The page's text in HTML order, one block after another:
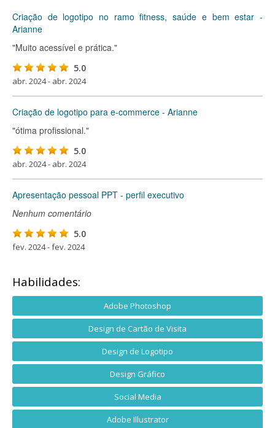
Criação de logotipo no ramo fitness, saúde e bem estar -
Arianne
"Muito acessível e prática."
5.0
abr. 2024 - abr. 2024
Criação de logotipo para e-commerce - Arianne
"ótima profissional."
5.0
abr. 2024 - abr. 2024
Apresentação pessoal PPT - perfil executivo
Nenhum comentário
5.0
fev. 2024 - fev. 2024
Habilidades:
Adobe Photoshop
Design de Cartão de Visita
Design de Logotipo
Design Gráfico
Social Media
Adobe Illustrator